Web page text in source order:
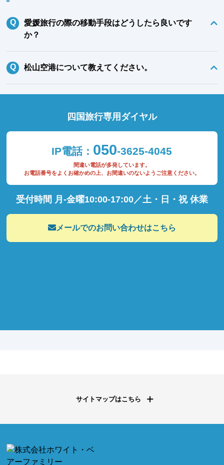
愛媛旅行の際の移動手段はどうしたら良いです
か？
松山空港について教えてください。
四国旅行専用ダイヤル
IP電話： 050-3625-4045
間違い電話が多発しています。
お電話番号をよくお確かめの上、お間違いのないようご注意ください。
受付時間 月-金曜10:00-17:00／土・日・祝 休業
メールでのお問い合わせはこちら
サイトマップはこちら